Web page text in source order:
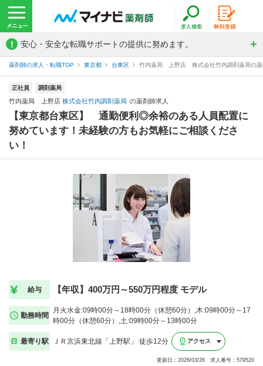
! 安心・安全な転職サポートの提供に努めます。
薬剤師の求人・転職TOP 東京都 台東区 竹内薬局 上野店 株式会社竹内調剤薬局の薬
正社員 調剤薬局
竹内薬局 上野店 株式会社竹内調剤薬局 の薬剤師求人
【東京都台東区】 通勤便利◎余裕のある人員配置に
努めています！未経験の方もお気軽にご相談くださ
い！
給与 【年収】400万円～550万円程度 モデル
勤務時間
月火水金:09時00分～18時00分（休憩60分）,木:09時00分～17
時00分（休憩60分）,土:09時00分～13時00分
最寄り駅 ＪＲ京浜東北線「上野駅」 徒歩12分 アクセス
更新日：2026/03/26 求人番号：579520